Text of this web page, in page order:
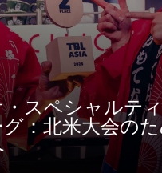
スペシャルテ
：北米大会の